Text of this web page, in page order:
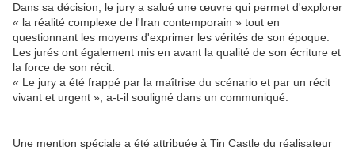
Dans sa décision, le jury a salué une œuvre qui permet d'explorer
« la réalité complexe de l'Iran contemporain » tout en
questionnant les moyens d'exprimer les vérités de son époque.
Les jurés ont également mis en avant la qualité de son écriture et
la force de son récit.
« Le jury a été frappé par la maîtrise du scénario et par un récit
vivant et urgent », a-t-il souligné dans un communiqué.
Une mention spéciale a été attribuée à Tin Castle du réalisateur